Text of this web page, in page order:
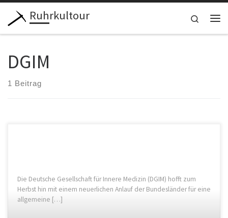
Zum Inhalt springen
Ruhrkultour
Search
DGIM
1 Beitrag
Die Deutsche Gesellschaft für Innere Medizin (DGIM) hofft zum
Herbst hin mit einem neuerlichen Anlauf der Bundesländer für eine
allgemeine […]